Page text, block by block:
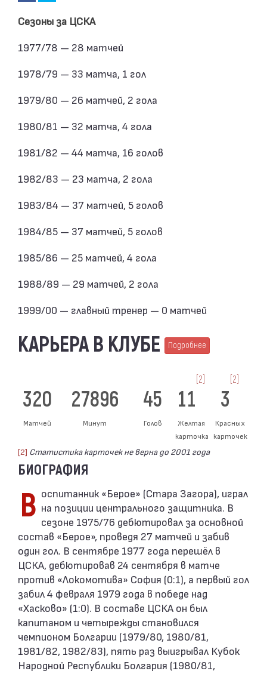
Сезоны за ЦСКА
1977/78 — 28 матчей
1978/79 — 33 матча, 1 гол
1979/80 — 26 матчей, 2 гола
1980/81 — 32 матча, 4 гола
1981/82 — 44 матча, 16 голов
1982/83 — 23 матча, 2 гола
1983/84 — 37 матчей, 5 голов
1984/85 — 37 матчей, 5 голов
1985/86 — 25 матчей, 4 гола
1988/89 — 29 матчей, 2 гола
1999/00 — главный тренер — 0 матчей
КАРЬЕРА В КЛУБЕ Подробнее
320
Матчей
27896
Минут
45
Голов
11
[2]
Желтая
карточка
3
[2]
Красных
карточек
[2] Статистика карточек не верна до 2001 года
БИОГРАФИЯ
Воспитанник «Берое» (Стара Загора), играл на позиции центрального защитника. В
сезоне 1975/76 дебютировал за основной
состав «Берое», проведя 27 матчей и забив
один гол. В сентябре 1977 года перешёл в
ЦСКА, дебютировав 24 сентября в матче
против «Локомотива» София (0:1), а первый гол
забил 4 февраля 1979 года в победе над
«Хасково» (1:0). В составе ЦСКА он был
капитаном и четырежды становился
чемпионом Болгарии (1979/80, 1980/81,
1981/82, 1982/83), пять раз выигрывал Кубок
Народной Республики Болгария (1980/81,